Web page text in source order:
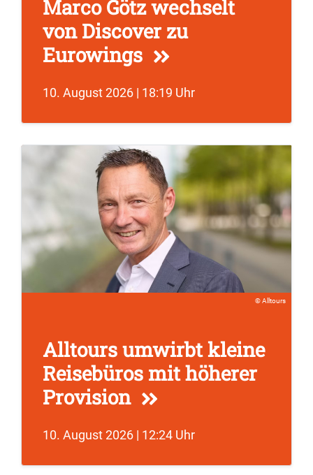
Marco Götz wechselt
von Discover zu
Eurowings
10. August 2026 | 18:19 Uhr
Alltours
Alltours umwirbt kleine
Reisebüros mit höherer
Provision
10. August 2026 | 12:24 Uhr